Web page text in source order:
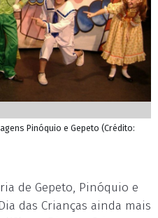
Pinóquio e Gepeto (Crédito:
de Gepeto, Pinóquio e
das Crianças ainda mais